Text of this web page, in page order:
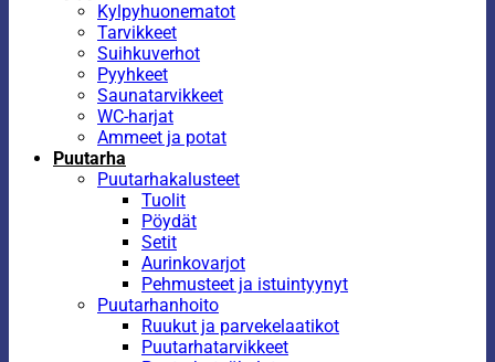
Kylpyhuonematot
Tarvikkeet
Suihkuverhot
Pyyhkeet
Saunatarvikkeet
WC-harjat
Ammeet ja potat
Puutarha
Puutarhakalusteet
Tuolit
Pöydät
Setit
Aurinkovarjot
Pehmusteet ja istuintyynyt
Puutarhanhoito
Ruukut ja parvekelaatikot
Puutarhatarvikkeet